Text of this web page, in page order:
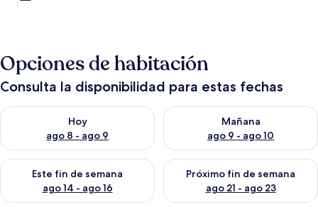
Opciones de habitación
Consulta la disponibilidad para estas fechas
Hoy
ago 8 - ago 9
Consulta la disponibilidad para hoy ago 8 - ago 9
Mañana
ago 9 - ago 10
Consulta la disponibilidad
Este fin de semana
ago 14 - ago 16
Consulta la disponibilidad para este fin de semana ago 14 -
Próximo fin de semana
ago 21 - ago 23
Consulta la disponibilidad